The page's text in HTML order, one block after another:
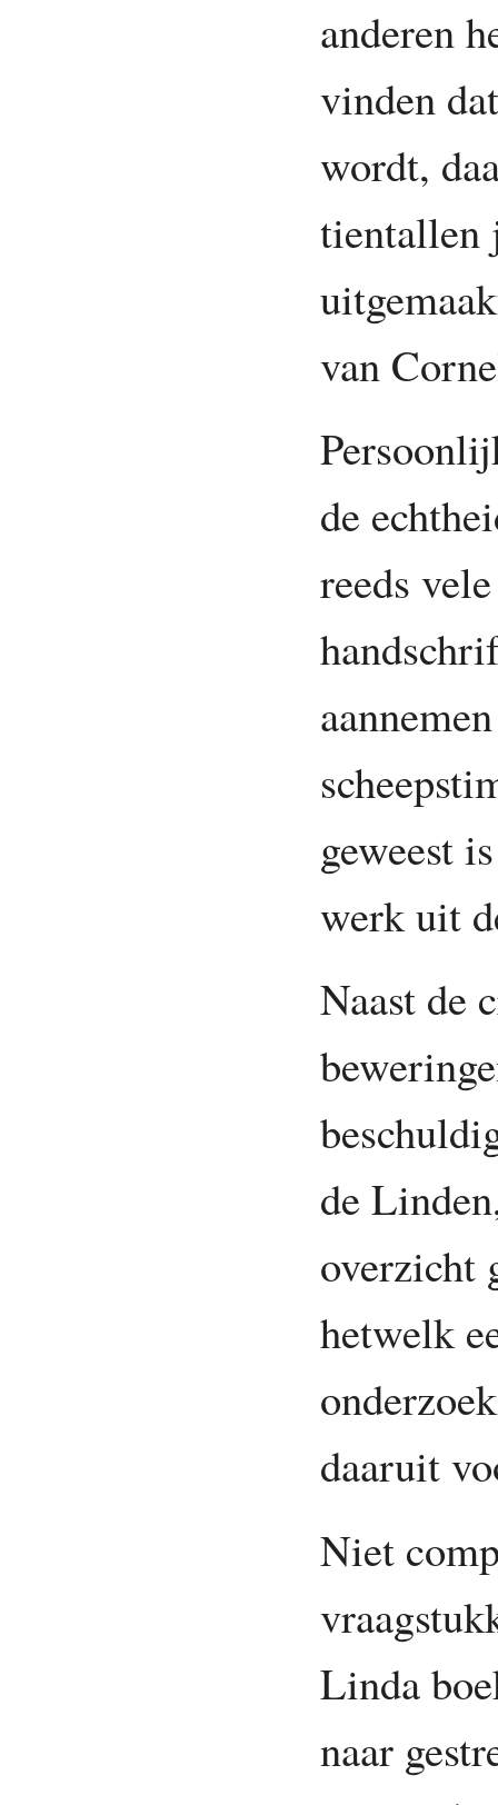
anderen
vinden
wordt,
tientallen
van
de
reeds
geweest
werk uit
Naast de
de
overzicht
hetwelk
daaruit
Niet
Linda
naar